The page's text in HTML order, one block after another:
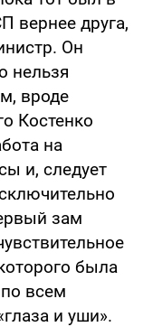
вернее друга,
Он
нельзя
вроде
Костенко
на
и, следует
зам
была
всем
и уши».